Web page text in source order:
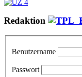
Redaktion
Benutzername
Passwort